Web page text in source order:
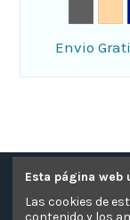
Envio
Contacte con
Esta página web
Las cookies de
contenido y los